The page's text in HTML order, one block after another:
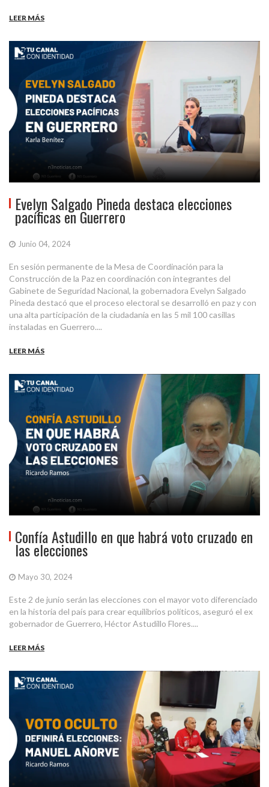
LEER MÁS
Evelyn Salgado Pineda destaca elecciones
pacíficas en Guerrero
Junio 04, 2024
En sesión permanente de la Mesa de Coordinación para la
Construcción de la Paz en coordinación con integrantes del
Gabinete de Seguridad Nacional, la gobernadora Evelyn Salgado
Pineda destacó que el proceso electoral se desarrolló en paz y con
una alta participación de la ciudadanía en las 5 mil 100 casillas
instaladas en Guerrero....
LEER MÁS
Confía Astudillo en que habrá voto cruzado en
las elecciones
Mayo 30, 2024
Este 2 de junio serán las elecciones con el mayor voto diferenciado
en la historia del país para crear equilibrios políticos, aseguró el ex
gobernador de Guerrero, Héctor Astudillo Flores....
LEER MÁS